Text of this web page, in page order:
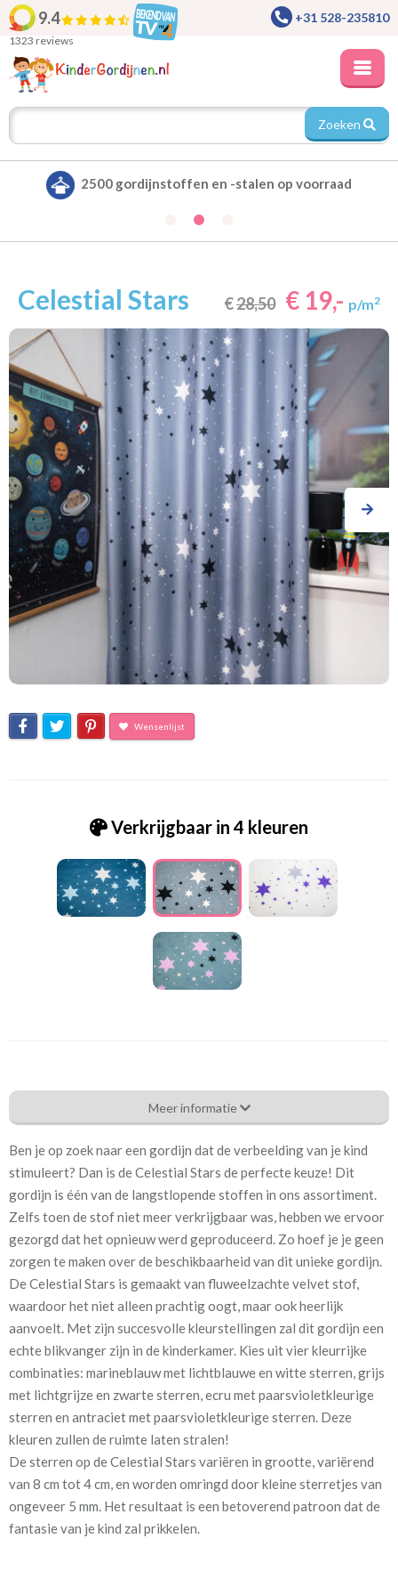
9.4
1323 reviews
+31 528-235810
Zoeken
Alle gordijnen verduisterend leverbaar
Celestial Stars €28,50 € 19,- p/m2
Wensenlijst
Verkrijgbaar in 4 kleuren
Ad_[F-20] Celestial grijs
Eigenschappen gordijnstof
Artikelnummer Ad_[F-20] Celestial grijs
Patroon: 64 cm
Stofbreedte: 140 cm
Mate van verduistering:
Geen (voering optioneel
tijdens bestelproces)
Meestal eerder, maar houd
rekening met
circa 1-2 weken
Materiaal: Polyestersatijn
Om het gordijn nog mooier te maken en om te zorgen voor een
Meer informatie
Ben je op zoek naar een gordijn dat de verbeelding van je kind
stimuleert? Dan is de Celestial Stars de perfecte keuze! Dit
gordijn is één van de langstlopende stoffen in ons assortiment.
Zelfs toen de stof niet meer verkrijgbaar was, hebben we ervoor
gezorgd dat het opnieuw werd geproduceerd. Zo hoef je je geen
zorgen te maken over de beschikbaarheid van dit unieke gordijn.
De Celestial Stars is gemaakt van fluweelzachte velvet stof,
waardoor het niet alleen prachtig oogt, maar ook heerlijk
aanvoelt. Met zijn succesvolle kleurstellingen zal dit gordijn een
echte blikvanger zijn in de kinderkamer. Kies uit vier kleurrijke
combinaties: marineblauw met lichtblauwe en witte sterren, grijs
met lichtgrijze en zwarte sterren, ecru met paarsvioletkleurige
sterren en antraciet met paarsvioletkleurige sterren. Deze
kleuren zullen de ruimte laten stralen!
De sterren op de Celestial Stars variëren in grootte, variërend
van 8 cm tot 4 cm, en worden omringd door kleine sterretjes van
ongeveer 5 mm. Het resultaat is een betoverend patroon dat de
fantasie van je kind zal prikkelen.